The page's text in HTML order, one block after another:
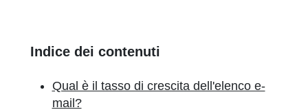
Indice dei contenuti
Qual è il tasso di crescita dell'elenco e-
mail?